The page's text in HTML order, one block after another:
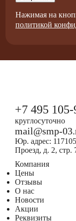
Нажимая на
политикой
+7 495
круглосуточно
mail@smp-
Юр. адрес:
Проезд, д. 2, стр.
Компания
Цены
Отзывы
О нас
Новости
Акции
Реквизиты